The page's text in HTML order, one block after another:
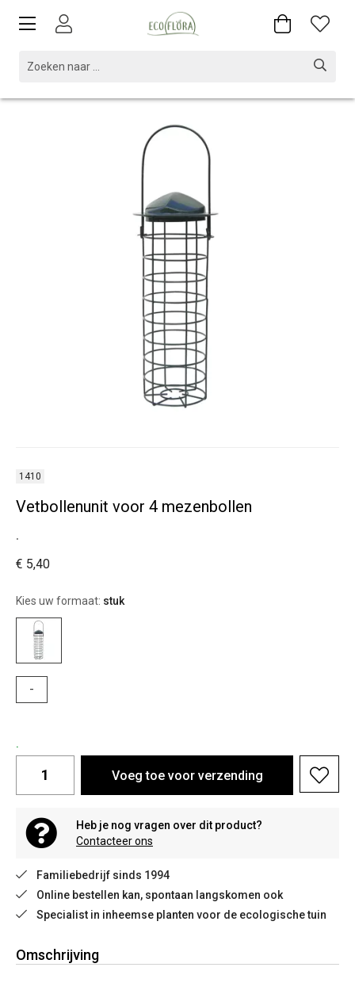
1410
Vetbollenunit voor 4 mezenbollen
.
€ 5,40
Kies uw formaat: stuk
-
.
Voeg toe voor verzending
Heb je nog vragen over dit product?
Contacteer ons
Familiebedrijf sinds 1994
Online bestellen kan, spontaan langskomen ook
Specialist in inheemse planten voor de ecologische tuin
Omschrijving